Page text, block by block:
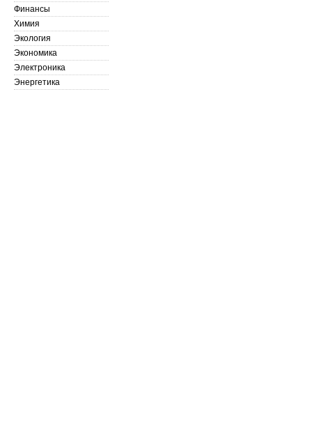
Финансы
Химия
Экология
Экономика
Электроника
Энергетика